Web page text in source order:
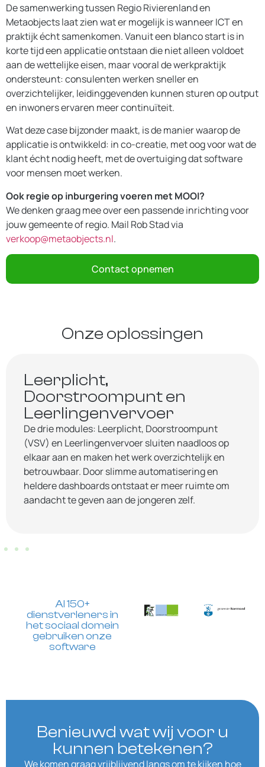
De samenwerking tussen Regio Rivierenland en
Metaobjects laat zien wat er mogelijk is wanneer ICT en
praktijk écht samenkomen. Vanuit een blanco start is in
korte tijd een applicatie ontstaan die niet alleen voldoet
aan de wettelijke eisen, maar vooral de werkpraktijk
ondersteunt: consulenten werken sneller en
overzichtelijker, leidinggevenden kunnen sturen op output
en inwoners ervaren meer continuïteit.
Wat deze case bijzonder maakt, is de manier waarop de
applicatie is ontwikkeld: in co-creatie, met oog voor wat de
klant écht nodig heeft, met de overtuiging dat software
voor mensen moet werken.
Ook regie op inburgering voeren met MOOI?
We denken graag mee over een passende inrichting voor
jouw gemeente of regio. Mail Rob Stad via
verkoop@metaobjects.nl.
Contact opnemen
Onze oplossingen
Leerplicht,
Doorstroompunt en
Leerlingenvervoer
De drie modules: Leerplicht, Doorstroompunt
(VSV) en Leerlingenvervoer sluiten naadloos op
elkaar aan en maken het werk overzichtelijk en
betrouwbaar. Door slimme automatisering en
heldere dashboards ontstaat er meer ruimte om
aandacht te geven aan de jongeren zelf.
Al 150+
dienstverleners in
het sociaal domein
gebruiken onze
software
Benieuwd wat wij voor u
kunnen betekenen?
We komen graag vrijblijvend langs om te kijken hoe